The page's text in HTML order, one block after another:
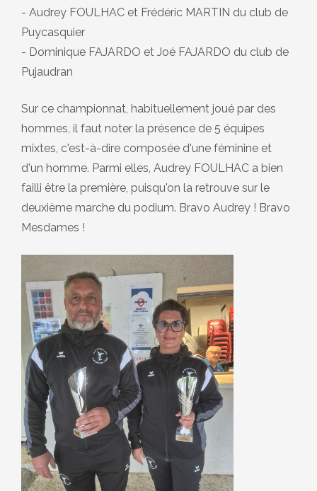
- Audrey FOULHAC et Frédéric MARTIN du club de
Puycasquier
- Dominique FAJARDO et Joé FAJARDO du club de
Pujaudran
Sur ce championnat, habituellement joué par des
hommes, il faut noter la présence de 5 équipes
mixtes, c'est-à-dire composée d'une féminine et
d'un homme. Parmi elles, Audrey FOULHAC a bien
failli être la première, puisqu'on la retrouve sur le
deuxième marche du podium. Bravo Audrey ! Bravo
Mesdames !